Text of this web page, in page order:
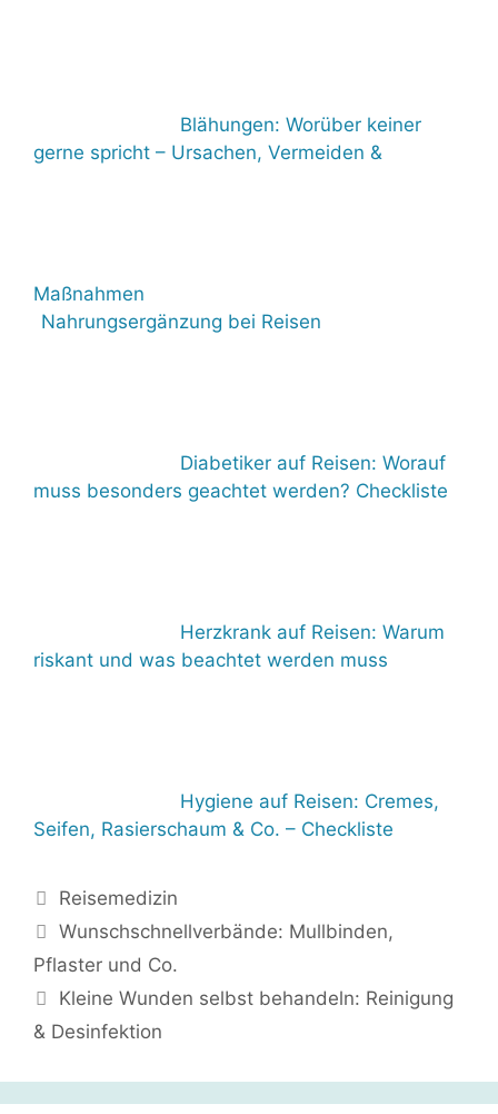
Blähungen: Worüber keiner
gerne spricht – Ursachen, Vermeiden &
Maßnahmen
Nahrungsergänzung bei Reisen
Diabetiker auf Reisen: Worauf
muss besonders geachtet werden? Checkliste
Herzkrank auf Reisen: Warum
riskant und was beachtet werden muss
Hygiene auf Reisen: Cremes,
Seifen, Rasierschaum & Co. – Checkliste
Kategorien
Reisemedizin
Wunschschnellverbände: Mullbinden,
Pflaster und Co.
Kleine Wunden selbst behandeln: Reinigung
& Desinfektion